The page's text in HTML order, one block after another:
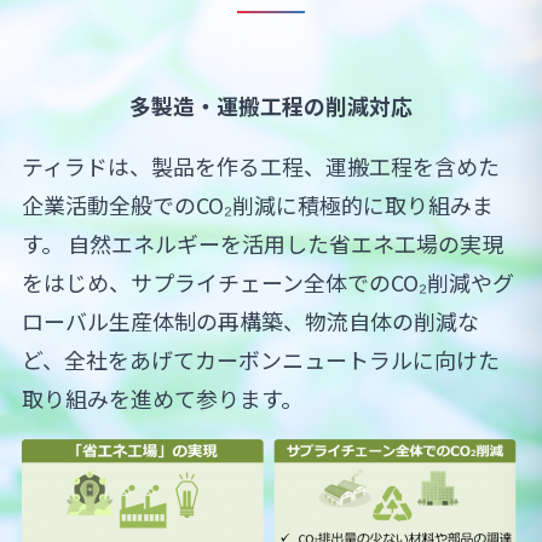
多製造・運搬工程の削減対応
ティラドは、製品を作る工程、運搬工程を含めた
企業活動全般でのCO₂削減に積極的に取り組みま
す。 自然エネルギーを活用した省エネ工場の実現
をはじめ、サプライチェーン全体でのCO₂削減やグ
ローバル生産体制の再構築、物流自体の削減な
ど、全社をあげてカーボンニュートラルに向けた
取り組みを進めて参ります。